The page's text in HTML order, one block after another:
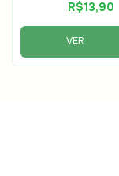
R$13,90
VER